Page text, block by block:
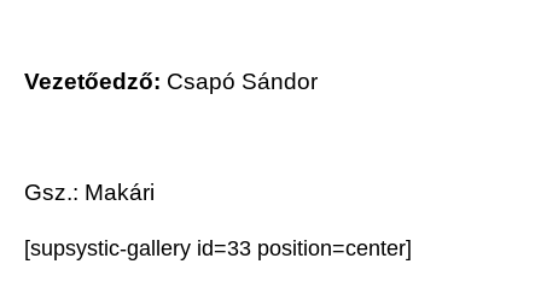
Vezetőedző: Csapó Sándor
Gsz.: Makári
[supsystic-gallery id=33 position=center]